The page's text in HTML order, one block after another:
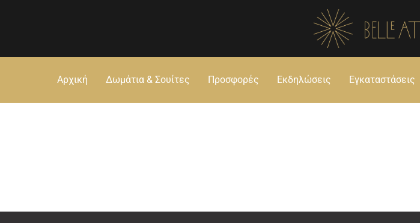
Αρχική Δωμάτια & Σουίτες Προσφορές Εκδηλώσεις Εγκαταστάσεις